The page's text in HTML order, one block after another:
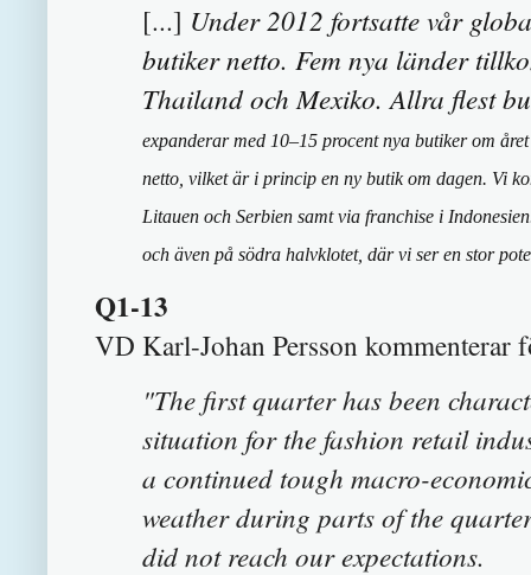
[...] Under 2012 fortsatte vår
butiker netto. Fem nya länder
Thailand och Mexiko. Allra flest
expanderar med 10–15 procent nya butiker om
netto, vilket är i princip en ny butik om dagen. Vi
Litauen och Serbien samt via franchise i
och även på södra halvklotet, där vi ser en stor
Q1-13
VD Karl-Johan Persson kommenterar
"The first quarter has been
situation for the fashion retail
a continued tough macro-
weather during parts of the
did not reach our expectations.